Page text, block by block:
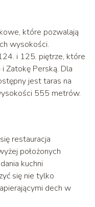
które pozwalają
wysokości.
i 125. piętrze, które
Zatokę Perską. Dla
jest taras na
555 metrów.
restauracja
położonych
kuchni
się nie tylko
dech w